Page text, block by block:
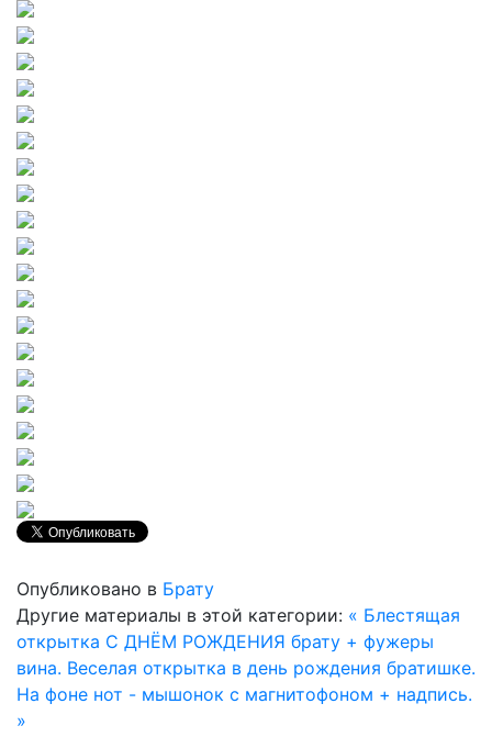
Опубликовано в Брату
Другие материалы в этой категории: « Блестящая
открытка С ДНЁМ РОЖДЕНИЯ брату + фужеры
вина. Веселая открытка в день рождения братишке.
На фоне нот - мышонок с магнитофоном + надпись.
»